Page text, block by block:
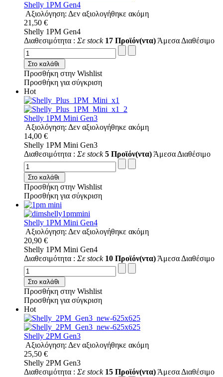
Shelly 1PM Gen4
Αξιολόγηση: Δεν αξιολογήθηκε ακόμη
21,50 €
Shelly 1PM Gen4
Διαθεσιμότητα : Σε stock 17 Προϊόν(ντα) Άμεσα Διαθέσιμο
Στο καλάθι
Προσθήκη στην Wishlist
Προσθήκη για σύγκριση
Hot
Shelly 1PM Mini Gen3
Αξιολόγηση: Δεν αξιολογήθηκε ακόμη
14,00 €
Shelly 1PM Mini Gen3
Διαθεσιμότητα : Σε stock 5 Προϊόν(ντα) Άμεσα Διαθέσιμο
Στο καλάθι
Προσθήκη στην Wishlist
Προσθήκη για σύγκριση
Shelly 1PM Mini Gen4
Αξιολόγηση: Δεν αξιολογήθηκε ακόμη
20,90 €
Shelly 1PM Mini Gen4
Διαθεσιμότητα : Σε stock 10 Προϊόν(ντα) Άμεσα Διαθέσιμο
Στο καλάθι
Προσθήκη στην Wishlist
Προσθήκη για σύγκριση
Hot
Shelly 2PM Gen3
Αξιολόγηση: Δεν αξιολογήθηκε ακόμη
25,50 €
Shelly 2PM Gen3
Διαθεσιμότητα : Σε stock 15 Προϊόν(ντα) Άμεσα Διαθέσιμο